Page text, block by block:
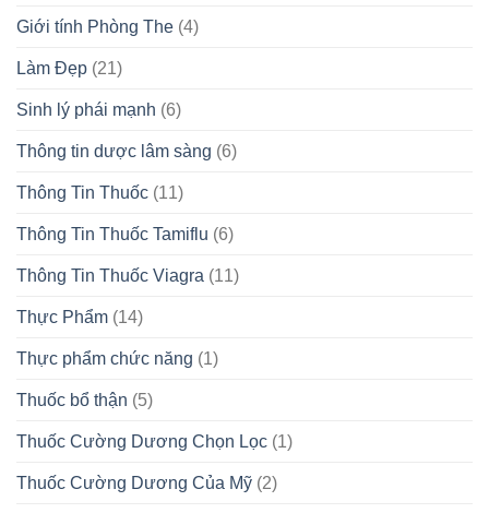
Giới tính Phòng The (4)
Làm Đẹp (21)
Sinh lý phái mạnh (6)
Thông tin dược lâm sàng (6)
Thông Tin Thuốc (11)
Thông Tin Thuốc Tamiflu (6)
Thông Tin Thuốc Viagra (11)
Thực Phẩm (14)
Thực phẩm chức năng (1)
Thuốc bổ thận (5)
Thuốc Cường Dương Chọn Lọc (1)
Thuốc Cường Dương Của Mỹ (2)